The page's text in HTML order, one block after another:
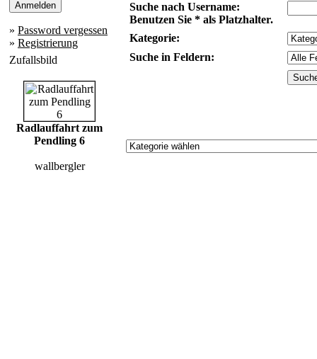
» Password vergessen
» Registrierung
Zufallsbild
Radlauffahrt zum
Pendling 6
wallbergler
Suche nach Username:
Benutzen Sie * als Platzhalter.
Kategorie:
Suche in Feldern: